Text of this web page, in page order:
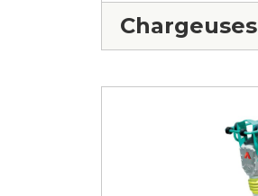
Chargeuses